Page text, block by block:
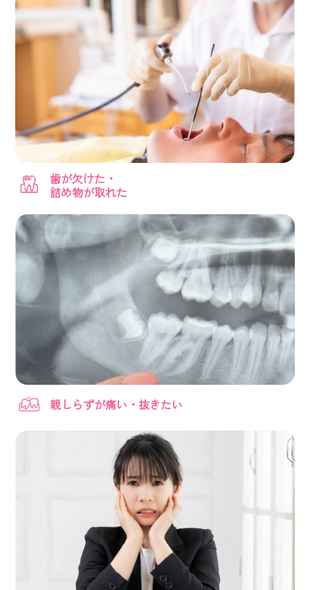
歯が欠けた・
詰め物が取れた
親しらずが痛い・抜きたい